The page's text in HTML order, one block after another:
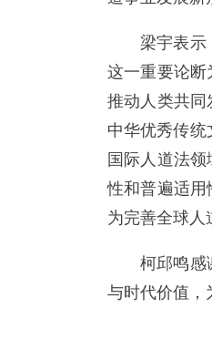
梁宇表示
这一重要论断
推动人类共同
中华优秀传统
国际人道法
性和普遍适用
为完善全球人
柯邱鸣感
与时代价值，